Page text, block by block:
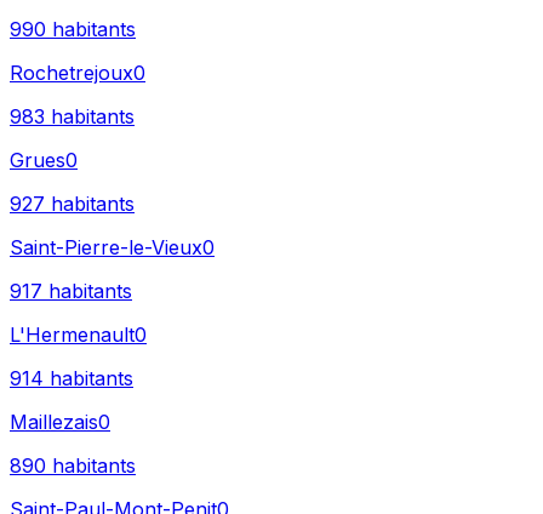
990 habitants
Rochetrejoux0
983 habitants
Grues0
927 habitants
Saint-Pierre-le-Vieux0
917 habitants
L'Hermenault0
914 habitants
Maillezais0
890 habitants